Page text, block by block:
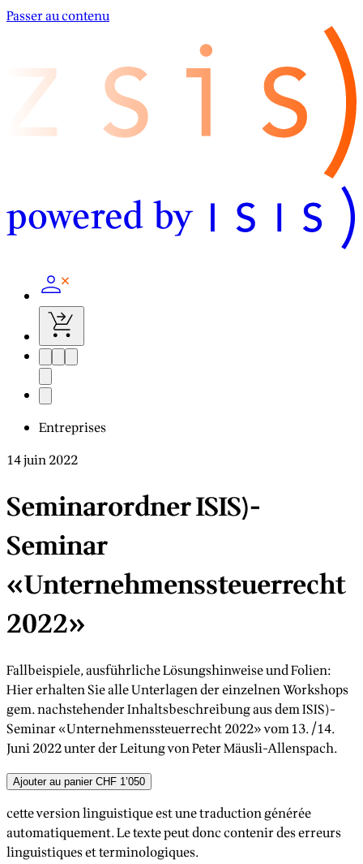
Passer au contenu
Entreprises
14 juin 2022
Seminarordner ISIS)-
Seminar
«Unternehmenssteuerrecht
2022»
Fallbeispiele, ausführliche Lösungshinweise und Folien:
Hier erhalten Sie alle Unterlagen der einzelnen Workshops
gem. nachstehender Inhaltsbeschreibung aus dem ISIS)-
Seminar «Unternehmenssteuerrecht 2022» vom 13./14.
Juni 2022 unter der Leitung von Peter Mäusli-Allenspach.
Ajouter au panier CHF 1’050
cette version linguistique est une traduction générée
automatiquement. Le texte peut donc contenir des erreurs
linguistiques et terminologiques.